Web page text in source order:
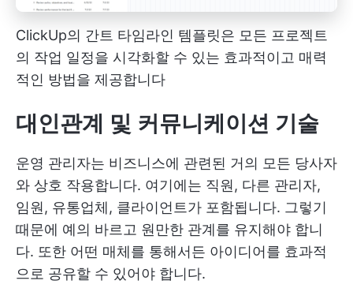
ClickUp의 간트 타임라인 템플릿은 모든 프로젝트
의 작업 일정을 시각화할 수 있는 효과적이고 매력
적인 방법을 제공합니다
대인관계 및 커뮤니케이션 기술
운영 관리자는 비즈니스에 관련된 거의 모든 당사자
와 상호 작용합니다. 여기에는 직원, 다른 관리자,
임원, 유통업체, 클라이언트가 포함됩니다. 그렇기
때문에 예의 바르고 원만한 관계를 유지해야 합니
다. 또한 어떤 매체를 통해서든 아이디어를 효과적
으로 공유할 수 있어야 합니다.